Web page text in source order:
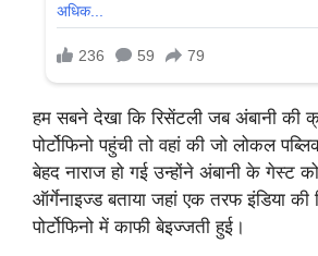
हम सबने देखा कि रिसेंटली जब अंबानी की
पोर्टोफिनो पहुंची तो वहां की जो लोकल
बेहद नाराज हो गई उन्होंने अंबानी के गेस्ट
ऑर्गेनाइज्ड बताया जहां एक तरफ इंडिया की
पोर्टोफिनो में काफी बेइज्जती हुई।